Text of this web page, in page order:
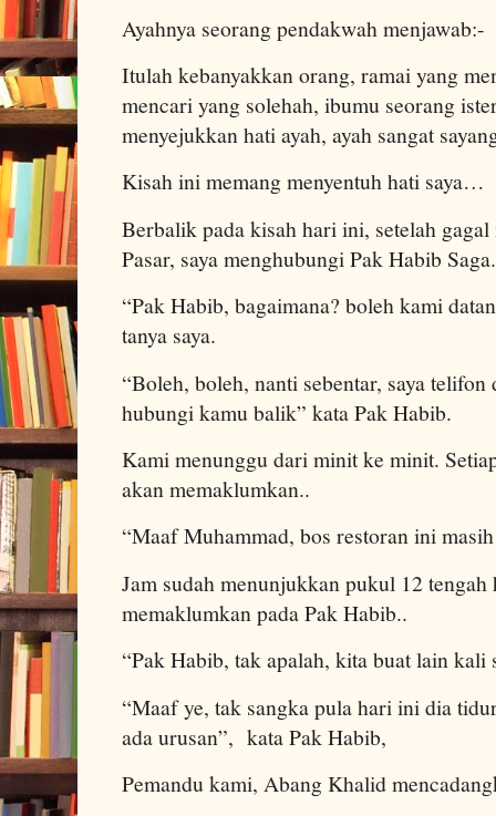
Ayahnya seorang pendakwah menjawab:-
Itulah kebanyakkan orang, ramai yang
mencari yang solehah, ibumu seorang
menyejukkan hati ayah, ayah sangat
Kisah ini memang menyentuh hati saya…
Berbalik pada kisah hari ini, setelah
Pasar, saya menghubungi Pak Habib Saga.
“Pak Habib, bagaimana? boleh kami
tanya saya.
“Boleh, boleh, nanti sebentar, saya telifon
hubungi kamu balik” kata Pak Habib.
Kami menunggu dari minit ke minit.
akan memaklumkan..
“Maaf Muhammad, bos restoran ini
Jam sudah menunjukkan pukul 12
memaklumkan pada Pak Habib..
“Pak Habib, tak apalah, kita buat lain kali
“Maaf ye, tak sangka pula hari ini dia
ada urusan”, kata Pak Habib,
Pemandu kami, Abang Khalid